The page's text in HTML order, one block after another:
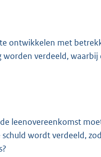
ontwikkelen met
verdeeld,
leenovereenkomst
wordt verdeeld,